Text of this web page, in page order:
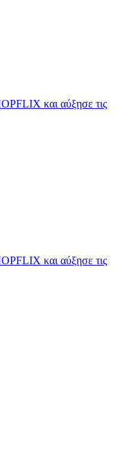
και αύξησε τις
και αύξησε τις